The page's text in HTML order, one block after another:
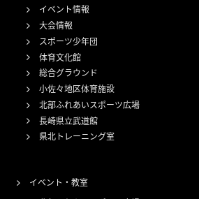
イベント情報
大会情報
スポーツ少年団
体育文化館
総合グラウンド
小佐々地区体育施設
北部ふれあいスポーツ広場
長崎県立武道館
県北トレーニング室
イベント・教室